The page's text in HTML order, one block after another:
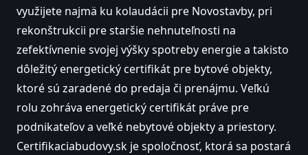
využijete najmä ku kolaudácii pre Novostavby, pri
rekonštrukcii pre staršie nehnuteľnosti na
zefektívnenie svojej výšky spotreby energie a takisto
dôležitý energetický certifikát pre bytové objekty,
ktoré sú zaradené do predaja či prenájmu. Veľkú
rolu zohráva energetický certifikát práve pre
podnikateľov a veľké nebytové objekty a priestory.
Certifikaciabudovy.sk je spoločnosť, ktorá sa postará